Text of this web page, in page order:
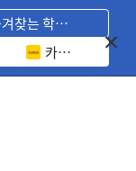
찾는 학교 모아보기
카카오톡 공유